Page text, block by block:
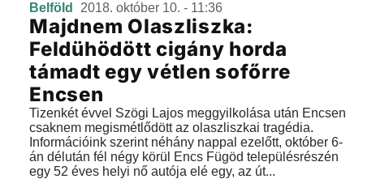
Belföld 2018. október 10. - 11:36
Majdnem Olaszliszka:
Feldühödött cigány horda
támadt egy vétlen sofőrre
Encsen
Tizenkét évvel Szögi Lajos meggyilkolása után Encsen
csaknem megismétlődött az olaszliszkai tragédia.
Információink szerint néhány nappal ezelőtt, október 6-
án délután fél négy körül Encs Fügöd településrészén
egy 52 éves helyi nő autója elé egy, az út...